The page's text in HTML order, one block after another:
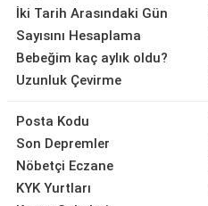
İki Tarih Arasındaki Gün
Sayısını Hesaplama
Bebeğim kaç aylık oldu?
Uzunluk Çevirme
Posta Kodu
Son Depremler
Nöbetçi Eczane
KYK Yurtları